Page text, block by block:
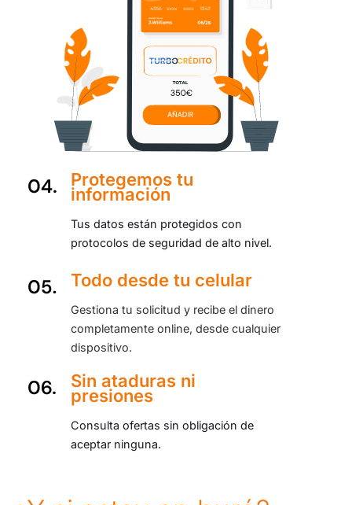
Protegemos tu
información
Tus datos están protegidos con
protocolos de seguridad de alto nivel.
Todo desde tu celular
Gestiona tu solicitud y recibe el dinero
completamente online, desde cualquier
dispositivo.
Sin ataduras ni
presiones
Consulta ofertas sin obligación de
aceptar ninguna.